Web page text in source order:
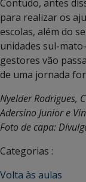
Contudo, antes
para realizar os
escolas, além do
unidades sul-
gestores vão
de uma jornada
Nyelder Rodrigues,
Adersino Junior e
Foto de capa:
Categorias :
Volta às aulas